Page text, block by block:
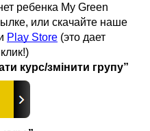
ребенка My Green
, или скачайте наше
Play Store (это дает
курс/змінити групу”